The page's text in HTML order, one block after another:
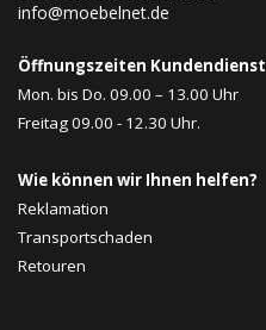
info@moebelnet.de
Öffnungszeiten Kundendienst
Mon. bis Do. 09.00 – 13.00 Uhr
Freitag 09.00 - 12.30 Uhr.
Wie können wir Ihnen helfen?
Reklamation
Transportschaden
Retouren